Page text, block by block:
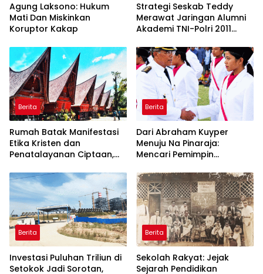
Agung Laksono: Hukum
Mati Dan Miskinkan
Koruptor Kakap
Strategi Seskab Teddy
Merawat Jaringan Alumni
Akademi TNI-Polri 2011
Membangun Loyalitas
Berita
Rumah Batak Manifestasi
Etika Kristen dan
Penatalayanan Ciptaan,
Memuliakan Tuhan
Berita
Dari Abraham Kuyper
Menuju Na Pinaraja:
Mencari Pemimpin
Depan Kawasan Danau
Toba
Berita
Investasi Puluhan Triliun di
Setokok Jadi Sorotan,
Berita
Sekolah Rakyat: Jejak
Sejarah Pendidikan